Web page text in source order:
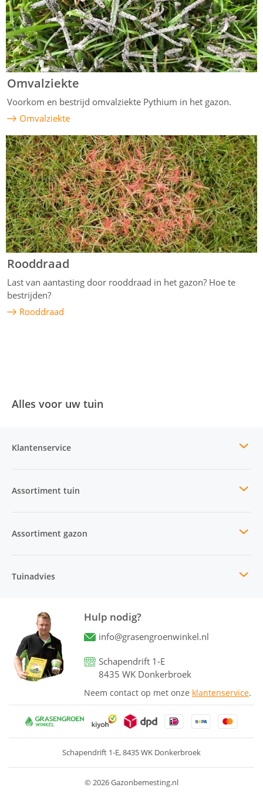
Omvalziekte
Voorkom en bestrijd omvalziekte Pythium in het gazon.
Omvalziekte
Rooddraad
Last van aantasting door rooddraad in het gazon? Hoe te
bestrijden?
Rooddraad
Alles voor uw tuin
Hulp nodig?
Neem contact op met onze klantenservice.
info@grasengroenwinkel.nl
Schapendrift 1-E
8435 WK Donkerbroek
Klantenservice
Assortiment tuin
Assortiment gazon
Tuinadvies
Schapendrift 1-E 8435 WK Donkerbroek
© 2026 Gazonbemesting.nl